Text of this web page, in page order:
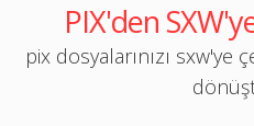
PIX'den
pix dosyalarınızı sxw'ye